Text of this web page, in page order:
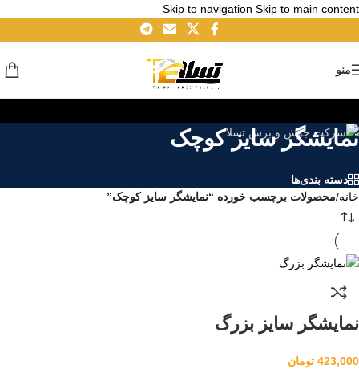
Skip to navigation Skip to main content
منو
نمایشگر سایز کوچک
دسته بندی‌ها
خانه/محصولات برچسب خورده “نمایشگر سایز کوچک”
نمایشگر سایز بزرگ
423,000 تومان